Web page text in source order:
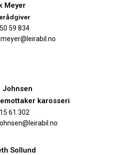
Meyer
59 834
Johnsen
karosseri
61 302
Sollund